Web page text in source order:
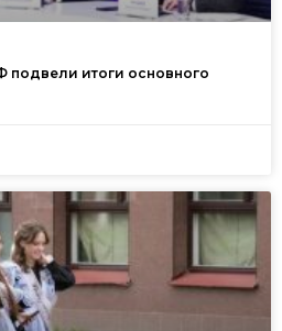
итоги основного